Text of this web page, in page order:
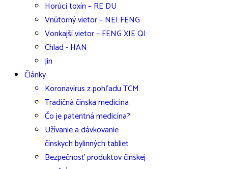
Horúci toxín – RE DU
Vnútorný vietor – NEI FENG
Vonkajší vietor – FENG XIE QI
Chlad - HAN
Jin
Články
Koronavírus z pohľadu TCM
Tradičná čínska medicína
Čo je patentná medicína?
Užívanie a dávkovanie
čínskych bylinných tabliet
Bezpečnosť produktov čínskej